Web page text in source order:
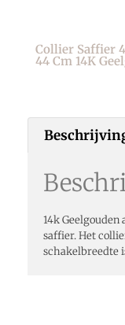
Collier Saffier
44 Cm 14K
14k
saffier. Het
schakelbreedte